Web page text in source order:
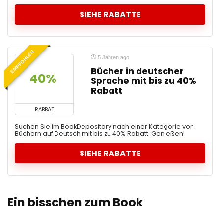
SIEHE RABATTE
EMPFOHLEN
40%
RABBAT
5 Jahren ago
Bücher in deutscher
Sprache mit bis zu 40%
Rabatt
Suchen Sie im BookDepository nach einer Kategorie von
Büchern auf Deutsch mit bis zu 40% Rabatt. Genießen!
SIEHE RABATTE
Ein bisschen zum Book